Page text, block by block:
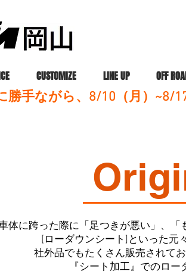
CUSTOMIZE LINE UP OFF
勝手ながら、8/10（月）~8/
体に跨った際に「足つきが悪い」、
​[ローダウンシート]といった元
社外品でもたくさん販売されて
『シート加工』でのロー